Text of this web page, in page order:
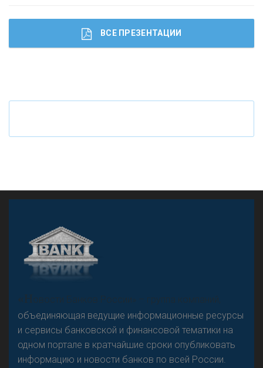
Что будет с наличными деньгами при цифровом
ВСЕ ПРЕЗЕНТАЦИИ
«Н
овости Банков России» – группа компаний,
объединяющая ведущие информационные ресурсы
и сервисы банковской и финансовой тематики на
одном портале в кратчайшие сроки опубликовать
информацию и новости банков по всей России.